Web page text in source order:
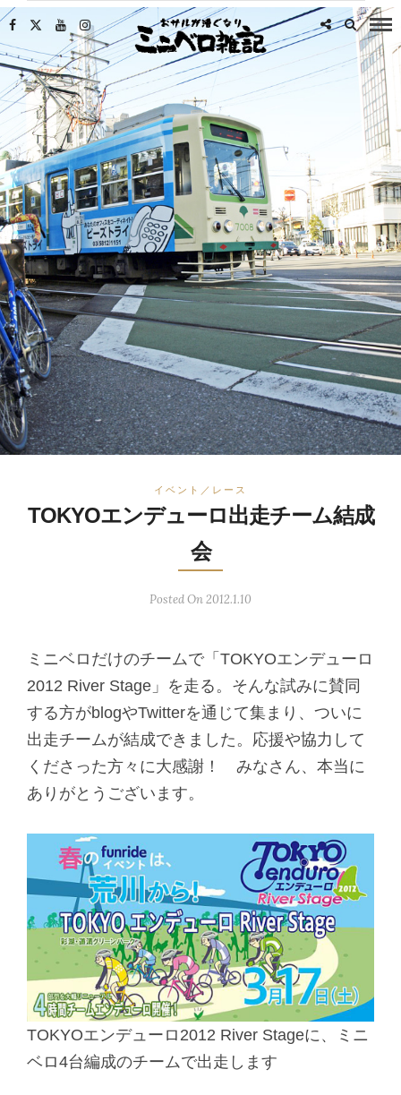
イベント／レース
TOKYOエンデューロ出走チーム結成
会
Posted On 2012.1.10
ミニベロだけのチームで「TOKYOエンデューロ
2012 River Stage」を走る。そんな試みに賛同
する方がblogやTwitterを通じて集まり、ついに
出走チームが結成できました。応援や協力して
くださった方々に大感謝！ みなさん、本当に
ありがとうございます。
TOKYOエンデューロ2012 River Stageに、ミニ
ベロ4台編成のチームで出走します